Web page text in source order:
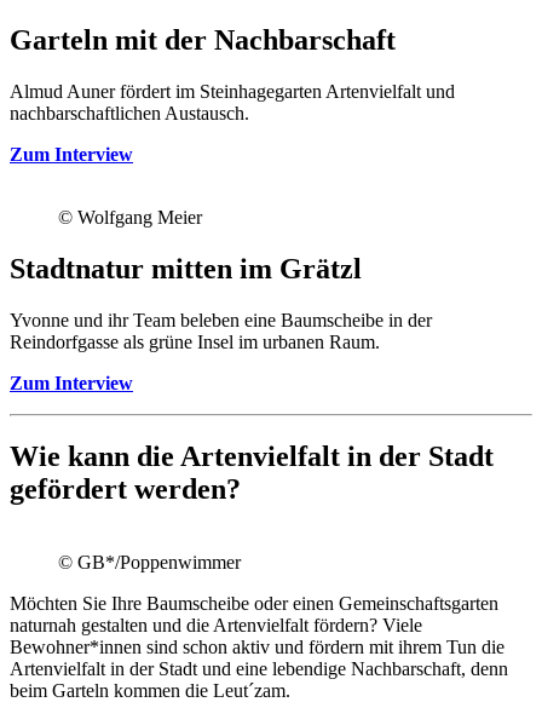
Garteln mit der Nachbarschaft
Almud Auner fördert im Steinhagegarten Artenvielfalt und
nachbarschaftlichen Austausch.
Zum Interview
© Wolfgang Meier
Stadtnatur mitten im Grätzl
Yvonne und ihr Team beleben eine Baumscheibe in der
Reindorfgasse als grüne Insel im urbanen Raum.
Zum Interview
Wie kann die Artenvielfalt in der Stadt
gefördert werden?
© GB*/Poppenwimmer
Möchten Sie Ihre Baumscheibe oder einen Gemeinschaftsgarten
naturnah gestalten und die Artenvielfalt fördern? Viele
Bewohner*innen sind schon aktiv und fördern mit ihrem Tun die
Artenvielfalt in der Stadt und eine lebendige Nachbarschaft, denn
beim Garteln kommen die Leut´zam.